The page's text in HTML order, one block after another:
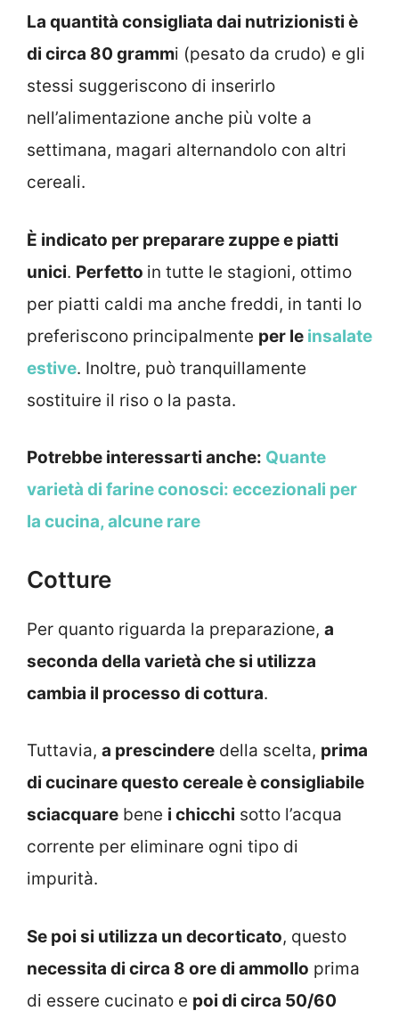
La quantità consigliata dai nutrizionisti è
di circa 80 grammi (pesato da crudo) e gli
stessi suggeriscono di inserirlo
nell’alimentazione anche più volte a
settimana, magari alternandolo con altri
cereali.
È indicato per preparare zuppe e piatti
unici. Perfetto in tutte le stagioni, ottimo
per piatti caldi ma anche freddi, in tanti lo
preferiscono principalmente per le insalate
estive. Inoltre, può tranquillamente
sostituire il riso o la pasta.
Potrebbe interessarti anche: Quante
varietà di farine conosci: eccezionali per
la cucina, alcune rare
Cotture
Per quanto riguarda la preparazione, a
seconda della varietà che si utilizza
cambia il processo di cottura.
Tuttavia, a prescindere della scelta, prima
di cucinare questo cereale è consigliabile
sciacquare bene i chicchi sotto l’acqua
corrente per eliminare ogni tipo di
impurità.
Se poi si utilizza un decorticato, questo
necessita di circa 8 ore di ammollo prima
di essere cucinato e poi di circa 50/60